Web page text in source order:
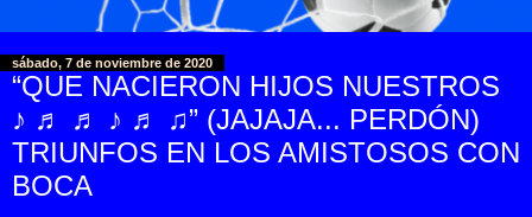
sábado, 7 de noviembre de 2020
“QUE NACIERON HIJOS NUESTROS
♪ ♬ ♬ ♪ ♬ ♫” (JAJAJA... PERDÓN)
TRIUNFOS EN LOS AMISTOSOS CON
BOCA